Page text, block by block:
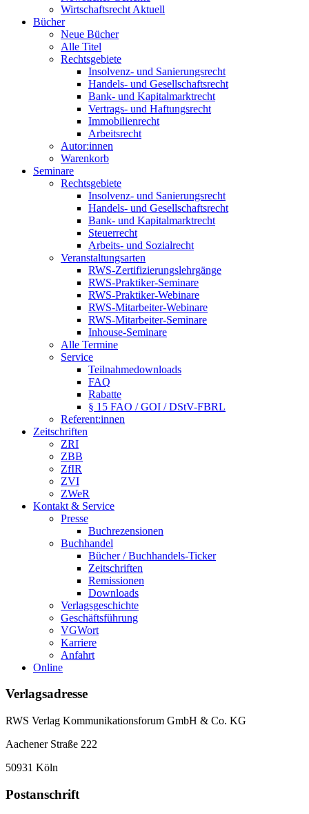
Wirtschaftsrecht Aktuell
Bücher
Neue Bücher
Alle Titel
Rechtsgebiete
Insolvenz- und Sanierungsrecht
Handels- und Gesellschaftsrecht
Bank- und Kapitalmarktrecht
Vertrags- und Haftungsrecht
Immobilienrecht
Arbeitsrecht
Autor:innen
Warenkorb
Seminare
Rechtsgebiete
Insolvenz- und Sanierungsrecht
Handels- und Gesellschaftsrecht
Bank- und Kapitalmarktrecht
Steuerrecht
Arbeits- und Sozialrecht
Veranstaltungsarten
RWS-Zertifizierungslehrgänge
RWS-Praktiker-Seminare
RWS-Praktiker-Webinare
RWS-Mitarbeiter-Webinare
RWS-Mitarbeiter-Seminare
Inhouse-Seminare
Alle Termine
Service
Teilnahmedownloads
FAQ
Rabatte
§ 15 FAO / GOI / DStV-FBRL
Referent:innen
Zeitschriften
ZRI
ZBB
ZfIR
ZVI
ZWeR
Kontakt & Service
Presse
Buchrezensionen
Buchhandel
Bücher / Buchhandels-Ticker
Zeitschriften
Remissionen
Downloads
Verlagsgeschichte
Geschäftsführung
VGWort
Karriere
Anfahrt
Online
Verlagsadresse
RWS Verlag Kommunikationsforum GmbH & Co. KG
Aachener Straße 222
50931 Köln
Postanschrift